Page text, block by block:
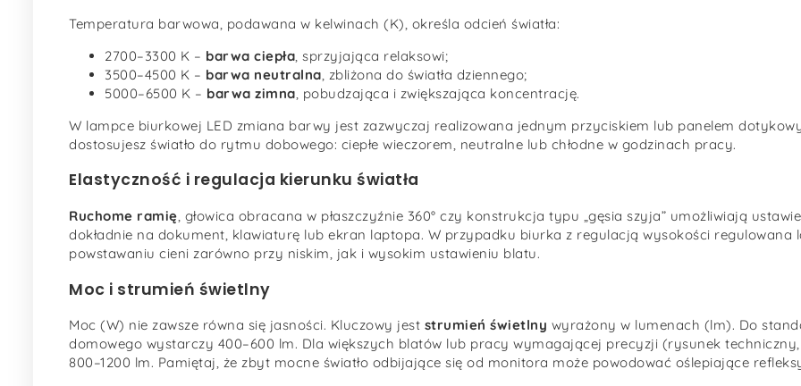
Temperatura barwowa, podawana w kelwinach (K), określa odcień światła:
2700–3300 K – barwa ciepła, sprzyjająca relaksowi;
3500–4500 K – barwa neutralna, zbliżona do światła dziennego;
5000–6500 K – barwa zimna, pobudzająca i zwiększająca koncentrację.
W lampce biurkowej LED zmiana barwy jest zazwyczaj realizowana jednym przyciskiem lub panelem
dostosujesz światło do rytmu dobowego: ciepłe wieczorem, neutralne lub chłodne w godzinach pracy.
Elastyczność i regulacja kierunku światła
Ruchome ramię, głowica obracana w płaszczyźnie 360° czy konstrukcja typu „gęsia szyja” umożliwiają
dokładnie na dokument, klawiaturę lub ekran laptopa. W przypadku biurka z regulacją wysokości regulowana
powstawaniu cieni zarówno przy niskim, jak i wysokim ustawieniu blatu.
Moc i strumień świetlny
Moc (W) nie zawsze równa się jasności. Kluczowy jest strumień świetlny wyrażony w lumenach (lm). Do
domowego wystarczy 400–600 lm. Dla większych blatów lub pracy wymagającej precyzji (rysunek
800–1200 lm. Pamiętaj, że zbyt mocne światło odbijające się od monitora może powodować oślepiające